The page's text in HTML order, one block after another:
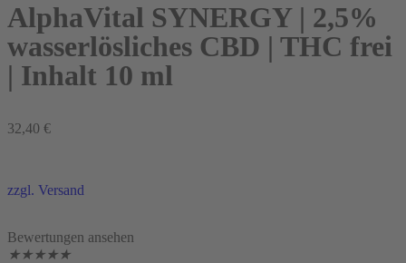
AlphaVital SYNERGY | 2,5%
wasserlösliches CBD | THC frei
| Inhalt 10 ml
32,40 €
zzgl. Versand
Bewertungen ansehen
★★★★★